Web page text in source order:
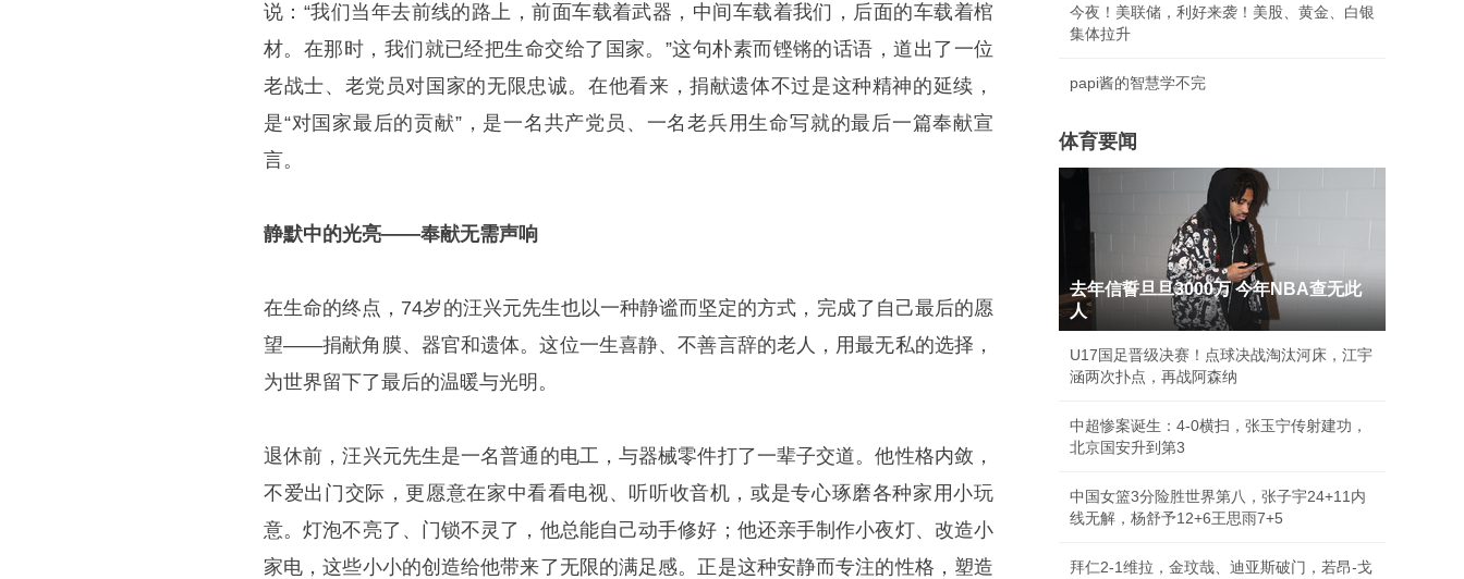
说：“我们当年去前线的路上，前面车载着武器，中间车载着我们，后面的车载着棺
材。在那时，我们就已经把生命交给了国家。”这句朴素而铿锵的话语，道出了一位
老战士、老党员对国家的无限忠诚。在他看来，捐献遗体不过是这种精神的延续，
是“对国家最后的贡献”，是一名共产党员、一名老兵用生命写就的最后一篇奉献宣
言。
静默中的光亮——奉献无需声响
在生命的终点，74岁的汪兴元先生也以一种静谧而坚定的方式，完成了自己最后的愿
望——捐献角膜、器官和遗体。这位一生喜静、不善言辞的老人，用最无私的选择，
为世界留下了最后的温暖与光明。
退休前，汪兴元先生是一名普通的电工，与器械零件打了一辈子交道。他性格内敛，
不爱出门交际，更愿意在家中看看电视、听听收音机，或是专心琢磨各种家用小玩
意。灯泡不亮了、门锁不灵了，他总能自己动手修好；他还亲手制作小夜灯、改造小
家电，这些小小的创造给他带来了无限的满足感。正是这种安静而专注的性格，塑造
今夜！美联储，利好来袭！美股、黄金、白银
集体拉升
papi酱的智慧学不完
体育要闻
去年信誓旦旦3000万 今年NBA查无此
人
U17国足晋级决赛！点球决战淘汰河床，江宇
涵两次扑点，再战阿森纳
中超惨案诞生：4-0横扫，张玉宁传射建功，
北京国安升到第3
中国女篮3分险胜世界第八，张子宇24+11内
线无解，杨舒予12+6王思雨7+5
拜仁2-1维拉，金玟哉、迪亚斯破门，若昂-戈